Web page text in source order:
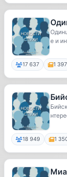
е и
17 637 1 397
18 949 1